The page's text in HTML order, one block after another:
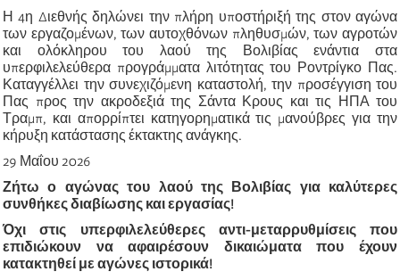
Η 4η Διεθνής δηλώνει την πλήρη υποστήριξή της στον αγώνα
των εργαζομένων, των αυτοχθόνων πληθυσμών, των αγροτών
και ολόκληρου του λαού της Βολιβίας ενάντια στα
υπερφιλελεύθερα προγράμματα λιτότητας του Ροντρίγκο Πας.
Καταγγέλλει την συνεχιζόμενη καταστολή, την προσέγγιση του
Πας προς την ακροδεξιά της Σάντα Κρους και τις ΗΠΑ του
Τραμπ, και απορρίπτει κατηγορηματικά τις μανούβρες για την
κήρυξη κατάστασης έκτακτης ανάγκης.
29 Μαΐου 2026
Ζήτω ο αγώνας του λαού της Βολιβίας για καλύτερες
συνθήκες διαβίωσης και εργασίας!
Όχι στις υπερφιλελεύθερες αντι-μεταρρυθμίσεις που
επιδιώκουν να αφαιρέσουν δικαιώματα που έχουν
κατακτηθεί με αγώνες ιστορικά!